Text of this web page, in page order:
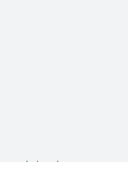
voorbehouden.